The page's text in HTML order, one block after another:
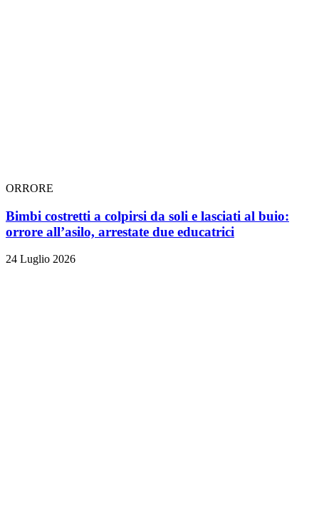
ORRORE
Bimbi costretti a colpirsi da soli e lasciati al buio:
orrore all’asilo, arrestate due educatrici
24 Luglio 2026